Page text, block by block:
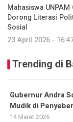
Mahasiswa
Dorong Literasi
Sosial
23 April 2026 -
Trending di
Gubernur Andra
Mudik di
14 Maret 2026